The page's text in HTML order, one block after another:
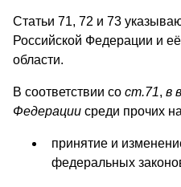
Статьи 71, 72 и 73
Российской Федерации и
области.
В соответствии со ст.71, в
Федерации среди прочих
принятие и
федеральных